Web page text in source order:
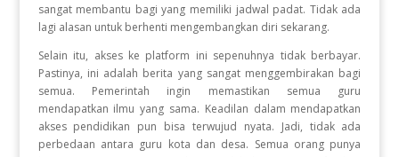
sangat membantu bagi yang memiliki jadwal padat. Tidak ada
lagi alasan untuk berhenti mengembangkan diri sekarang.
Selain itu, akses ke platform ini sepenuhnya tidak berbayar.
Pastinya, ini adalah berita yang sangat menggembirakan bagi
semua. Pemerintah ingin memastikan semua guru
mendapatkan ilmu yang sama. Keadilan dalam mendapatkan
akses pendidikan pun bisa terwujud nyata. Jadi, tidak ada
perbedaan antara guru kota dan desa. Semua orang punya